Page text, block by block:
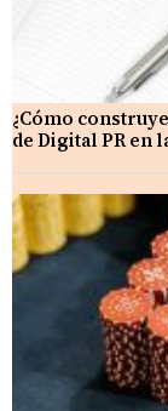
¿Cómo
de Digital PR en